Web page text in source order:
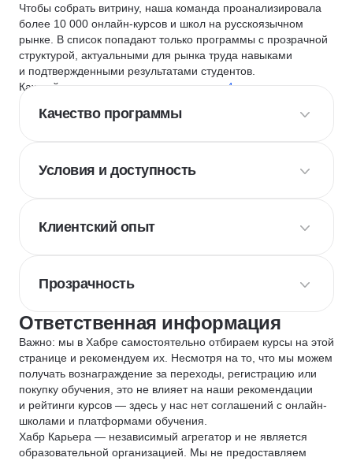
Чтобы собрать витрину, наша команда проанализировала
более 10 000 онлайн-курсов и школ на русскоязычном
рынке. В список попадают только программы с прозрачной
структурой, актуальными для рынка труда навыками
и подтвержденными результатами студентов.
Каждый курс и школу мы оцениваем по
4 критериям
Качество программы
Условия и доступность
Клиентский опыт
Прозрачность
Ответственная информация
Важно: мы в Хабре самостоятельно отбираем курсы на этой
странице и рекомендуем их. Несмотря на то, что мы можем
получать вознаграждение за переходы, регистрацию или
покупку обучения, это не влияет на наши рекомендации
и рейтинги курсов — здесь у нас нет соглашений с онлайн-
школами и платформами обучения.
Хабр Карьера — независимый агрегатор и не является
образовательной организацией. Мы не предоставляем